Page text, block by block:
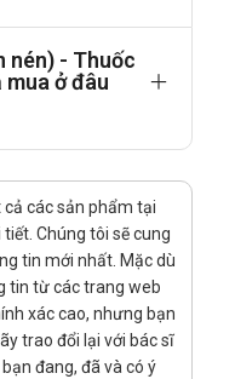
phải
mệt mỏi, chóng
thể xảy ra.
thuốc mà bạn đang sử
Thọ (viên
nén) - Thuốc
ở đâu
cả các sản phẩm tại
Chúng tôi sẽ cung
tin mới nhất. Mặc dù
tin từ các trang web
xác cao, nhưng bạn
trao đổi lại với bác sĩ
đang, đã và có ý